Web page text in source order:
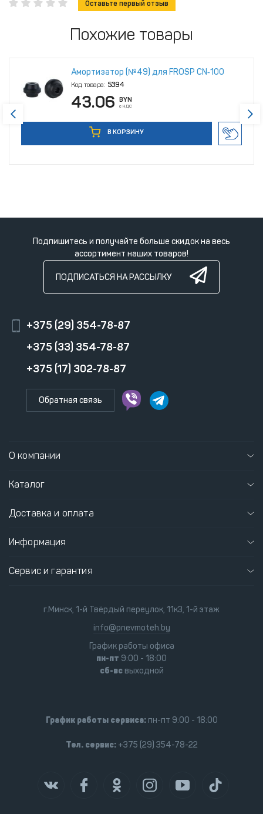
Оставьте первый отзыв
Похожие товары
Амортизатор (№49) для FROSP CN‑100
Код товара: 5394
43.06 BYN
с НДС
В КОРЗИНУ
Подпишитесь и получайте больше скидок на весь
ассортимент наших товаров!
ПОДПИСАТЬСЯ НА РАССЫЛКУ
+375 (29) 354-78-87
+375 (33) 354-78-87
+375 (17) 302-78-87
Обратная связь
О компании
Каталог
Доставка и оплата
Информация
Сервис и гарантия
г.Минск, 1-й Твёрдый переулок, 11к3, 1-й этаж
info@pnevmoteh.by
График работы офиса
пн-пт 9:00 - 18:00
сб-всвыходной
График работы сервиса:пн-пт 9:00 - 18:00
Тел. сервис:+375 (29) 354-78-22